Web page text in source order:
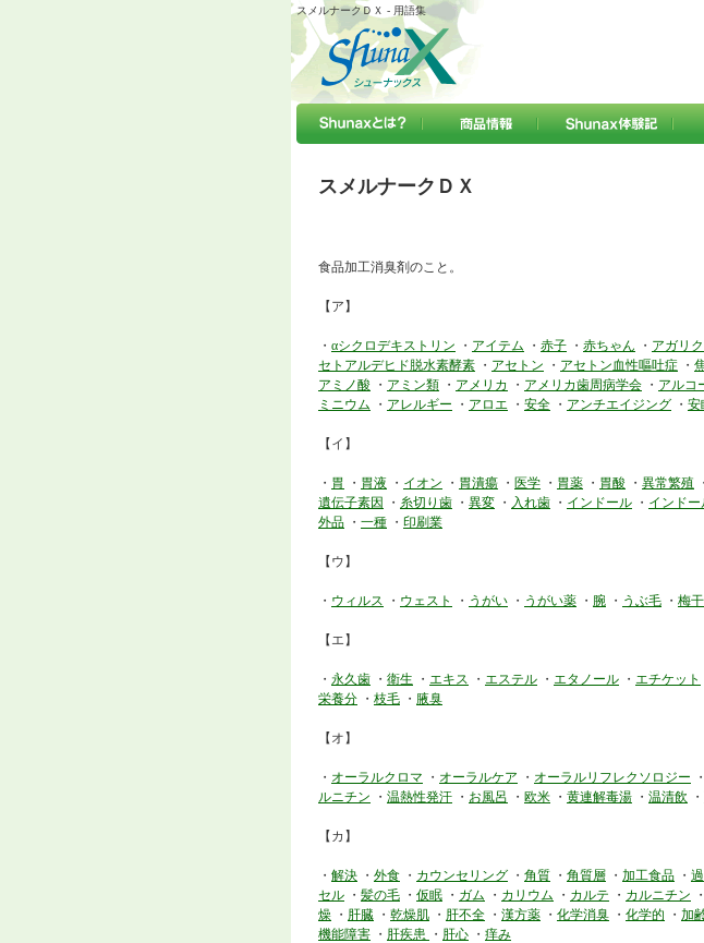
スメルナークＤＸ - 用語集
スメルナークＤＸ
食品加工消臭剤のこと。
【ア】
・ αシクロデキストリン ・ アイテム ・ 赤子 ・ 赤ちゃん ・ アガリ
セトアルデヒド脱水素酵素 ・ アセトン ・ アセトン血性嘔吐症 ・
アミノ酸 ・ アミン類 ・ アメリカ ・ アメリカ歯周病学会 ・ アルコ
ミニウム ・ アレルギー ・ アロエ ・ 安全 ・ アンチエイジング ・ 安
【イ】
・ 胃 ・ 胃液 ・ イオン ・ 胃潰瘍 ・ 医学 ・ 胃薬 ・ 胃酸 ・ 異常繁殖 ・
遺伝子素因
・ 糸切り歯 ・ 異変 ・ 入れ歯 ・ インドール ・ インドー
外品 ・ 一種 ・ 印刷業
【ウ】
・ ウィルス ・ ウェスト ・ うがい ・ うがい薬 ・ 腕 ・ うぶ毛 ・ 梅
【エ】
・ 永久歯 ・ 衛生 ・ エキス ・ エステル ・ エタノール ・ エチケット
栄養分 ・ 枝毛 ・ 腋臭
【オ】
・ オーラルクロマ ・ オーラルケア ・ オーラルリフレクソロジー ・
ルニチン ・ 温熱性発汗 ・ お風呂 ・ 欧米 ・ 黄連解毒湯 ・ 温清飲 ・
【カ】
・ 解決 ・ 外食 ・ カウンセリング ・ 角質 ・ 角質層 ・ 加工食品 ・
セル ・ 髪の毛 ・ 仮眠 ・ ガム ・ カリウム ・ カルテ ・ カルニチン ・
燥 ・ 肝臓 ・ 乾燥肌 ・ 肝不全 ・ 漢方薬 ・ 化学消臭 ・ 化学的 ・ 加
機能障害 ・ 肝疾患 ・ 肝心 ・ 痒み